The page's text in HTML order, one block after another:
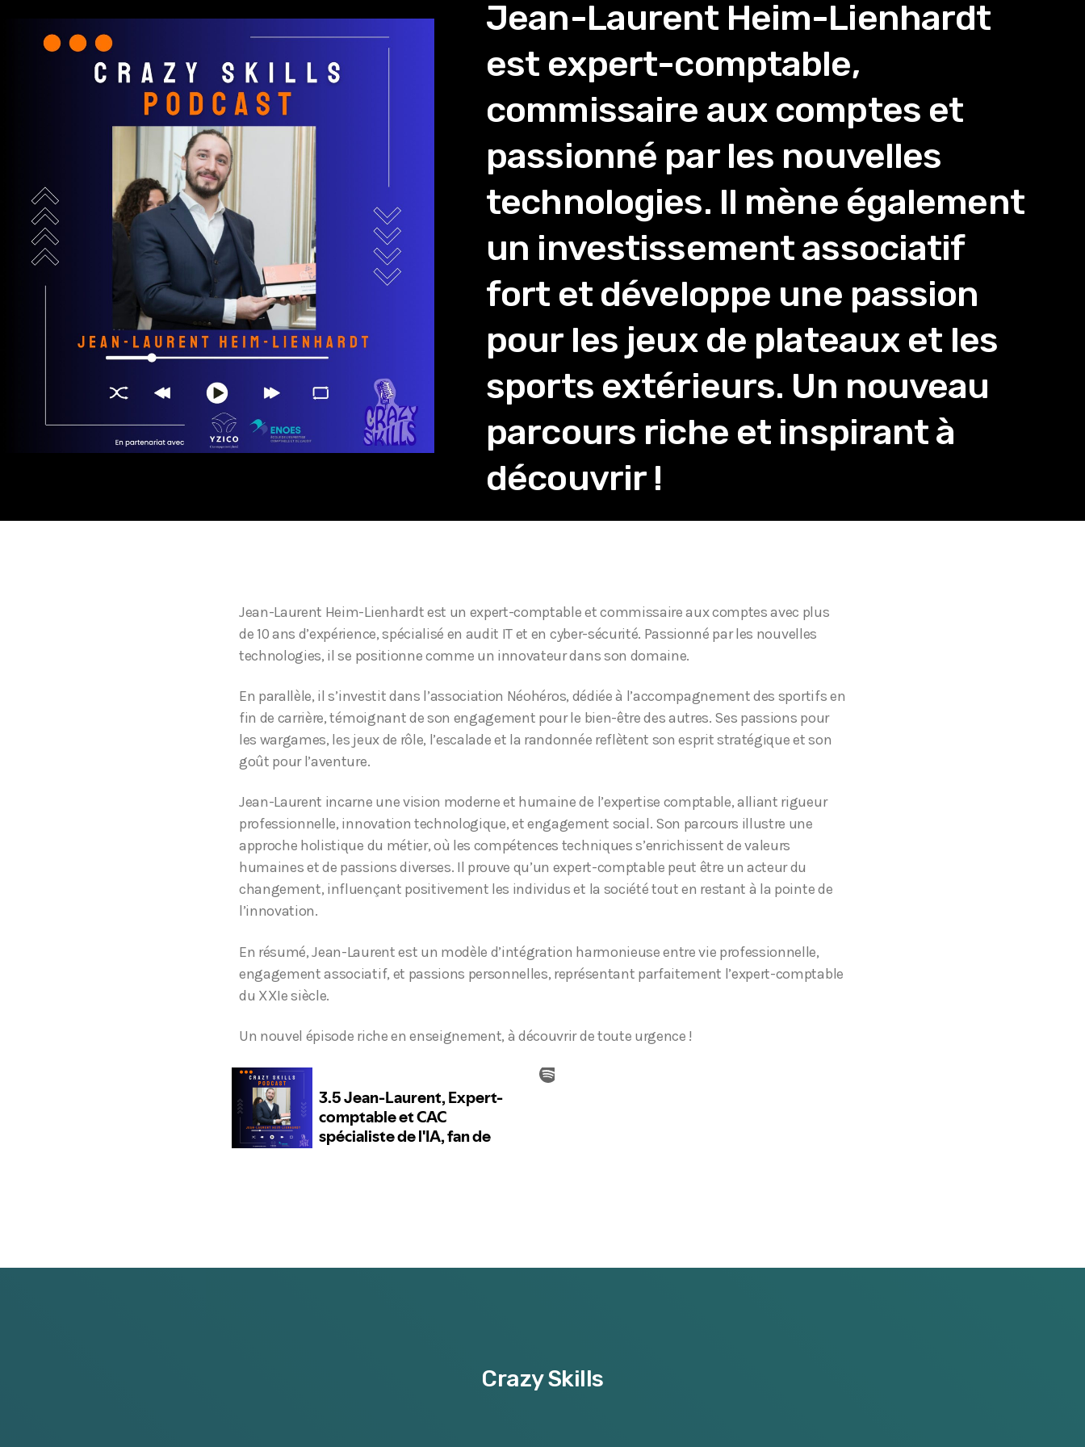
Jean-Laurent Heim-Lienhardt
est expert-comptable,
commissaire aux comptes et
passionné par les nouvelles
technologies. Il mène également
un investissement associatif
fort et développe une passion
pour les jeux de plateaux et les
sports extérieurs. Un nouveau
parcours riche et inspirant à
découvrir !
Jean-Laurent Heim-Lienhardt est un expert-comptable et commissaire aux comptes avec plus
de 10 ans d’expérience, spécialisé en audit IT et en cyber-sécurité. Passionné par les nouvelles
technologies, il se positionne comme un innovateur dans son domaine.
En parallèle, il s’investit dans l’association Néohéros, dédiée à l’accompagnement des sportifs en
fin de carrière, témoignant de son engagement pour le bien-être des autres. Ses passions pour
les wargames, les jeux de rôle, l’escalade et la randonnée reflètent son esprit stratégique et son
goût pour l’aventure.
Jean-Laurent incarne une vision moderne et humaine de l’expertise comptable, alliant rigueur
professionnelle, innovation technologique, et engagement social. Son parcours illustre une
approche holistique du métier, où les compétences techniques s’enrichissent de valeurs
humaines et de passions diverses. Il prouve qu’un expert-comptable peut être un acteur du
changement, influençant positivement les individus et la société tout en restant à la pointe de
l’innovation.
En résumé, Jean-Laurent est un modèle d’intégration harmonieuse entre vie professionnelle,
engagement associatif, et passions personnelles, représentant parfaitement l’expert-comptable
du XXIe siècle.
Un nouvel épisode riche en enseignement, à découvrir de toute urgence !
Crazy Skills